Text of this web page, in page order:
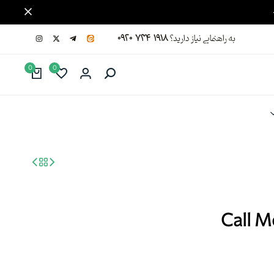
به راهنمایی نیاز دارید؟۰۹۲۰ ۷۳۴ ۱۹۱۸
0
0
Call